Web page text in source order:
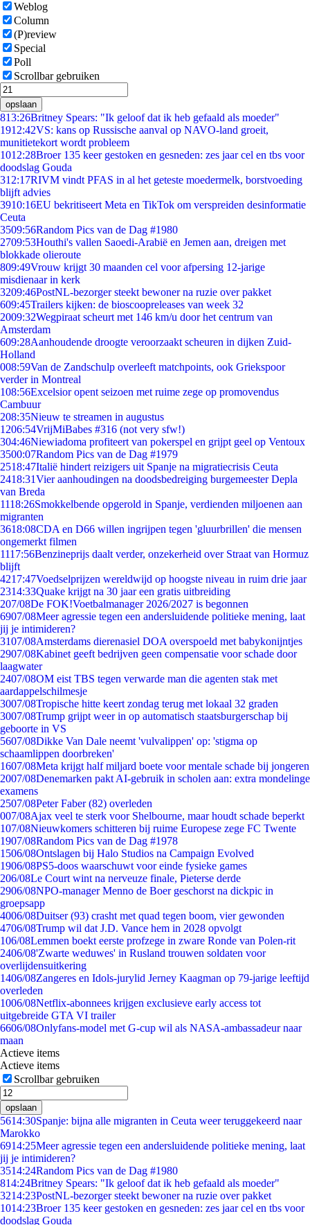
Weblog
Column
(P)review
Special
Poll
Scrollbar gebruiken
opslaan
813:26Britney Spears: "Ik geloof dat ik heb gefaald als moeder"
1912:42VS: kans op Russische aanval op NAVO-land groeit,
munitietekort wordt probleem
1012:28Broer 135 keer gestoken en gesneden: zes jaar cel en tbs voor
doodslag Gouda
312:17RIVM vindt PFAS in al het geteste moedermelk, borstvoeding
blijft advies
3910:16EU bekritiseert Meta en TikTok om verspreiden desinformatie
Ceuta
3509:56Random Pics van de Dag #1980
2709:53Houthi's vallen Saoedi-Arabië en Jemen aan, dreigen met
blokkade olieroute
809:49Vrouw krijgt 30 maanden cel voor afpersing 12-jarige
misdienaar in kerk
3209:46PostNL-bezorger steekt bewoner na ruzie over pakket
609:45Trailers kijken: de bioscoopreleases van week 32
2009:32Wegpiraat scheurt met 146 km/u door het centrum van
Amsterdam
609:28Aanhoudende droogte veroorzaakt scheuren in dijken Zuid-
Holland
008:59Van de Zandschulp overleeft matchpoints, ook Griekspoor
verder in Montreal
108:56Excelsior opent seizoen met ruime zege op promovendus
Cambuur
208:35Nieuw te streamen in augustus
1206:54VrijMiBabes #316 (not very sfw!)
304:46Niewiadoma profiteert van pokerspel en grijpt geel op Ventoux
3500:07Random Pics van de Dag #1979
2518:47Italië hindert reizigers uit Spanje na migratiecrisis Ceuta
2418:31Vier aanhoudingen na doodsbedreiging burgemeester Depla
van Breda
1118:26Smokkelbende opgerold in Spanje, verdienden miljoenen aan
migranten
3618:08CDA en D66 willen ingrijpen tegen 'gluurbrillen' die mensen
ongemerkt filmen
1117:56Benzineprijs daalt verder, onzekerheid over Straat van Hormuz
blijft
4217:47Voedselprijzen wereldwijd op hoogste niveau in ruim drie jaar
2314:33Quake krijgt na 30 jaar een gratis uitbreiding
207/08De FOK!Voetbalmanager 2026/2027 is begonnen
6907/08Meer agressie tegen een andersluidende politieke mening, laat
jij je intimideren?
3107/08Amsterdams dierenasiel DOA overspoeld met babykonijntjes
2907/08Kabinet geeft bedrijven geen compensatie voor schade door
laagwater
2407/08OM eist TBS tegen verwarde man die agenten stak met
aardappelschilmesje
3007/08Tropische hitte keert zondag terug met lokaal 32 graden
3007/08Trump grijpt weer in op automatisch staatsburgerschap bij
geboorte in VS
5607/08Dikke Van Dale neemt 'vulvalippen' op: 'stigma op
schaamlippen doorbreken'
1607/08Meta krijgt half miljard boete voor mentale schade bij jongeren
2007/08Denemarken pakt AI-gebruik in scholen aan: extra mondelinge
examens
2507/08Peter Faber (82) overleden
007/08Ajax veel te sterk voor Shelbourne, maar houdt schade beperkt
107/08Nieuwkomers schitteren bij ruime Europese zege FC Twente
1907/08Random Pics van de Dag #1978
1506/08Ontslagen bij Halo Studios na Campaign Evolved
1906/08PS5-doos waarschuwt voor einde fysieke games
206/08Le Court wint na nerveuze finale, Pieterse derde
2906/08NPO-manager Menno de Boer geschorst na dickpic in
groepsapp
4006/08Duitser (93) crasht met quad tegen boom, vier gewonden
4706/08Trump wil dat J.D. Vance hem in 2028 opvolgt
106/08Lemmen boekt eerste profzege in zware Ronde van Polen-rit
2406/08'Zwarte weduwes' in Rusland trouwen soldaten voor
overlijdensuitkering
1406/08Zangeres en Idols-jurylid Jerney Kaagman op 79-jarige leeftijd
overleden
1006/08Netflix-abonnees krijgen exclusieve early access tot
uitgebreide GTA VI trailer
6606/08Onlyfans-model met G-cup wil als NASA-ambassadeur naar
maan
Actieve items
Actieve items
Scrollbar gebruiken
opslaan
5614:30Spanje: bijna alle migranten in Ceuta weer teruggekeerd naar
Marokko
6914:25Meer agressie tegen een andersluidende politieke mening, laat
jij je intimideren?
3514:24Random Pics van de Dag #1980
814:24Britney Spears: "Ik geloof dat ik heb gefaald als moeder"
3214:23PostNL-bezorger steekt bewoner na ruzie over pakket
1014:23Broer 135 keer gestoken en gesneden: zes jaar cel en tbs voor
doodslag Gouda